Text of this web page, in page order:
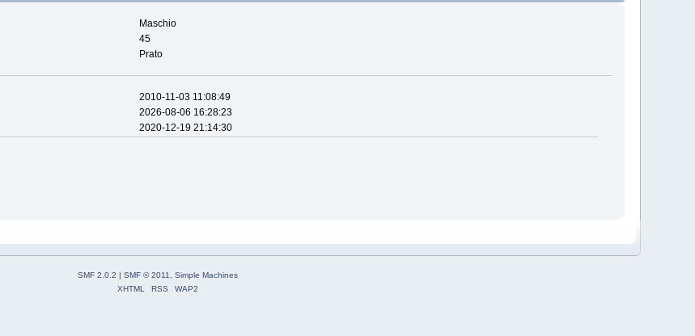
Maschio
45
Prato
2010-11-03 11:08:49
2026-08-06 16:28:23
2020-12-19 21:14:30
SMF 2.0.2 | SMF © 2011
Simple Machines
XHTML
RSS WAP2